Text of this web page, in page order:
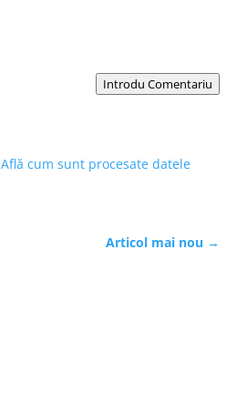
Introdu Comentariu
Află cum sunt procesate datele
Articol mai nou →